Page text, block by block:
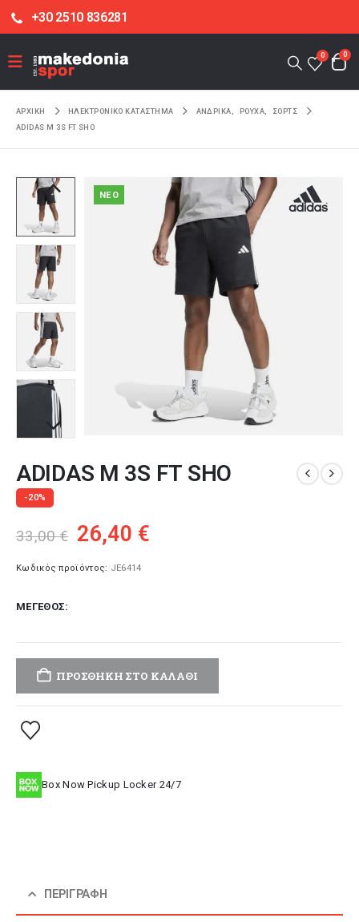
+30 2510 836281
0 0
ΑΡΧΙΚΉ ΗΛΕΚΤΡΟΝΙΚΌ ΚΑΤΆΣΤΗΜΑ ΑΝΔΡΙΚΑ ΡΟΥΧΑ
ΣΟΡΤΣ
ADIDAS M 3S FT SHO
NEO
ADIDAS M 3S FT SHO
-20%
33,00€ Original
was:
26,40 €
Κωδικός προϊόντος: JE6414
ΜΈΓΕΘΟΣ
ΠΡΟΣΘΉΚΗ ΣΤΟ ΚΑΛΆΘΙ
Box Now Pickup Locker 24/7
ΠΕΡΙΓΡΑΦΉ